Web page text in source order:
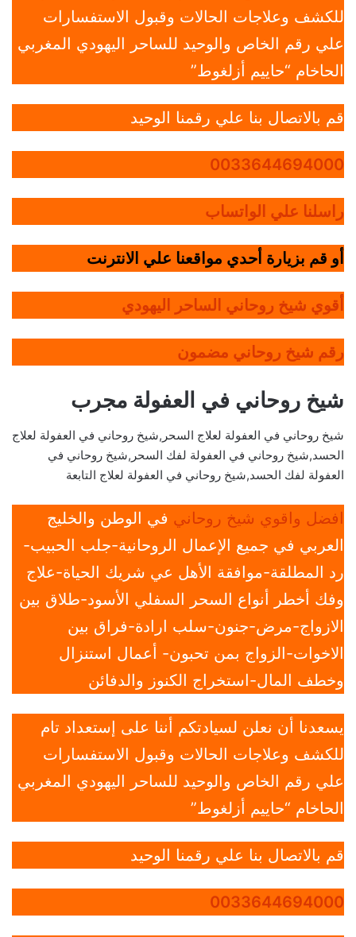
للكشف وعلاجات الحالات وقبول الاستفسارات
علي رقم الخاص والوحيد للساحر اليهودي المغربي
الحاخام “حاييم أزلغوط”
قم بالاتصال بنا علي رقمنا الوحيد
0033644694000
راسلنا علي الواتساب
أو قم بزيارة أحدي مواقعنا علي الانترنت
أقوي شيخ روحاني الساحر اليهودي
رقم شيخ روحاني مضمون
شيخ روحاني في العفولة مجرب
شيخ روحاني في العفولة لعلاج السحر,شيخ روحاني في العفولة لعلاج
الحسد,شيخ روحاني في العفولة لفك السحر,شيخ روحاني في
العفولة لفك الحسد,شيخ روحاني في العفولة لعلاج التابعة
افضل واقوي شيخ روحاني في الوطن والخليج
العربي في جميع الإعمال الروحانية-جلب الحبيب-
رد المطلقة-موافقة الأهل عي شريك الحياة-علاج
وفك أخطر أنواع السحر السفلي الأسود-طلاق بين
الازواج-مرض-جنون-سلب ارادة-فراق بين
الاخوات-الزواج بمن تحبون- أعمال استنزال
وخطف المال-استخراج الكنوز والدفائن
يسعدنا أن نعلن لسيادتكم أننا على إستعداد تام
للكشف وعلاجات الحالات وقبول الاستفسارات
علي رقم الخاص والوحيد للساحر اليهودي المغربي
الحاخام “حاييم أزلغوط”
قم بالاتصال بنا علي رقمنا الوحيد
0033644694000